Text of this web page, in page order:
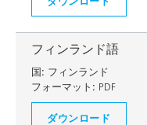
フィンランド語
国: フィンランド
フォーマット: PDF
ダウンロード